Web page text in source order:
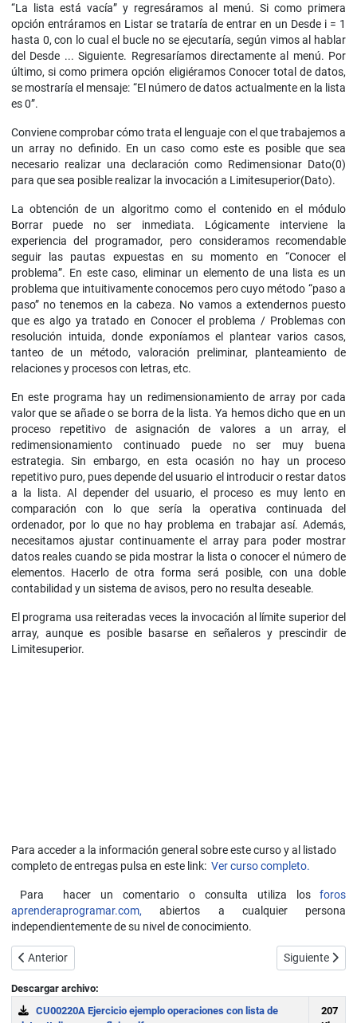
“La lista está vacía” y regresáramos al menú. Si como primera
opción entráramos en Listar se trataría de entrar en un Desde i = 1
hasta 0, con lo cual el bucle no se ejecutaría, según vimos al hablar
del Desde ... Siguiente. Regresaríamos directamente al menú. Por
último, si como primera opción eligiéramos Conocer total de datos,
se mostraría el mensaje: “El número de datos actualmente en la lista
es 0”.
Conviene comprobar cómo trata el lenguaje con el que trabajemos a
un array no definido. En un caso como este es posible que sea
necesario realizar una declaración como Redimensionar Dato(0)
para que sea posible realizar la invocación a Limitesuperior(Dato).
La obtención de un algoritmo como el contenido en el módulo
Borrar puede no ser inmediata. Lógicamente interviene la
experiencia del programador, pero consideramos recomendable
seguir las pautas expuestas en su momento en “Conocer el
problema”. En este caso, eliminar un elemento de una lista es un
problema que intuitivamente conocemos pero cuyo método “paso a
paso” no tenemos en la cabeza. No vamos a extendernos puesto
que es algo ya tratado en Conocer el problema / Problemas con
resolución intuida, donde exponíamos el plantear varios casos,
tanteo de un método, valoración preliminar, planteamiento de
relaciones y procesos con letras, etc.
En este programa hay un redimensionamiento de array por cada
valor que se añade o se borra de la lista. Ya hemos dicho que en un
proceso repetitivo de asignación de valores a un array, el
redimensionamiento continuado puede no ser muy buena
estrategia. Sin embargo, en esta ocasión no hay un proceso
repetitivo puro, pues depende del usuario el introducir o restar datos
a la lista. Al depender del usuario, el proceso es muy lento en
comparación con lo que sería la operativa continuada del
ordenador, por lo que no hay problema en trabajar así. Además,
necesitamos ajustar continuamente el array para poder mostrar
datos reales cuando se pida mostrar la lista o conocer el número de
elementos. Hacerlo de otra forma será posible, con una doble
contabilidad y un sistema de avisos, pero no resulta deseable.
El programa usa reiteradas veces la invocación al límite superior del
array, aunque es posible basarse en señaleros y prescindir de
Limitesuperior.
Para acceder a la información general sobre este curso y al listado
completo de entregas pulsa en este link: Ver curso completo.
Para hacer un comentario o consulta utiliza losforos
aprenderaprogramar.com, abiertos a cualquier persona
independientemente de su nivel de conocimiento.
Artículo anterior: Ejercicio ejemplo algoritmo de operaciones
Anterior Artículo
Siguiente
Descargar archivo:
CU00220A Ejercicio ejemplo operaciones con lista de
207